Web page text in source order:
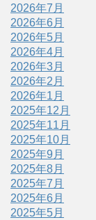
2026年7月
2026年6月
2026年5月
2026年4月
2026年3月
2026年2月
2026年1月
2025年12月
2025年11月
2025年10月
2025年9月
2025年8月
2025年7月
2025年6月
2025年5月